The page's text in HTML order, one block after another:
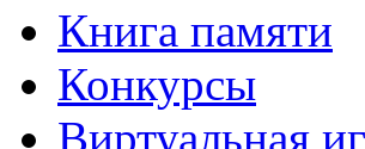
Книга памяти
Конкурсы
Виртуальная